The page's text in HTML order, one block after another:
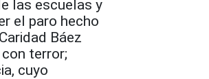
las escuelas y
el paro hecho
Báez
terror;
cuyo